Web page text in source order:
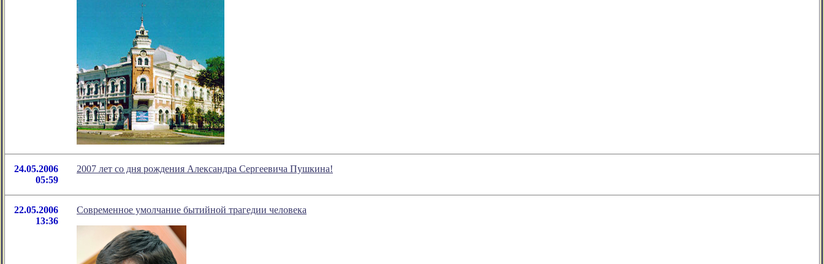
24.05.2006
05:59
2007 лет со дня рождения Александра Сергеевича Пушкина!
22.05.2006
13:36
Современное умолчание бытийной трагедии человека